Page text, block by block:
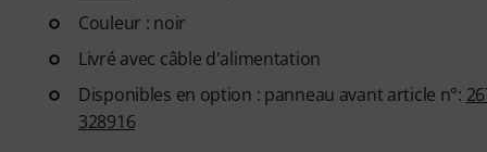
Couleur : noir
Livré avec câble d'alimentation
Disponibles en option : panneau avant article n°:
328916